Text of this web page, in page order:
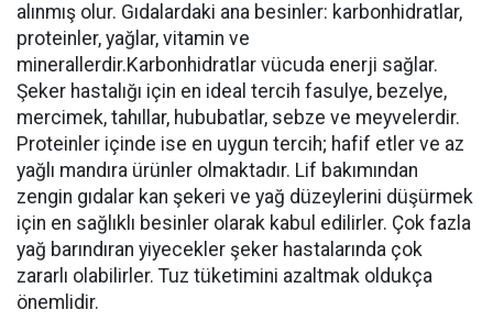
alınmış olur. Gıdalardaki ana besinler: karbonhidratlar,
proteinler, yağlar, vitamin ve
minerallerdir.Karbonhidratlar vücuda enerji sağlar.
Şeker hastalığı için en ideal tercih fasulye, bezelye,
mercimek, tahıllar, hububatlar, sebze ve meyvelerdir.
Proteinler içinde ise en uygun tercih; hafif etler ve az
yağlı mandıra ürünler olmaktadır. Lif bakımından
zengin gıdalar kan şekeri ve yağ düzeylerini düşürmek
için en sağlıklı besinler olarak kabul edilirler. Çok fazla
yağ barındıran yiyecekler şeker hastalarında çok
zararlı olabilirler. Tuz tüketimini azaltmak oldukça
önemlidir.